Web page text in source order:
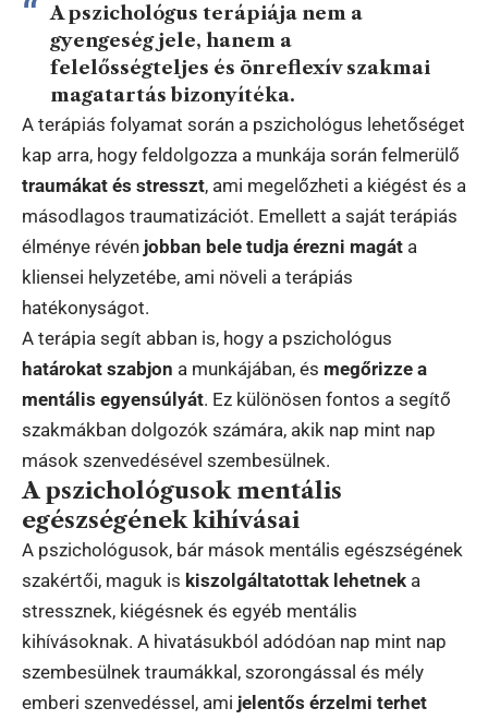
A pszichológus terápiája nem a
gyengeség jele, hanem a
felelősségteljes és önreflexív szakmai
magatartás bizonyítéka.
A terápiás folyamat során a pszichológus lehetőséget
kap arra, hogy feldolgozza a munkája során felmerülő
traumákat és stresszt, ami megelőzheti a kiégést és a
másodlagos traumatizációt. Emellett a saját terápiás
élménye révén jobban bele tudja érezni magát a
kliensei helyzetébe, ami növeli a terápiás
hatékonyságot.
A terápia segít abban is, hogy a pszichológus
határokat szabjon a munkájában, és megőrizze a
mentális egyensúlyát. Ez különösen fontos a segítő
szakmákban dolgozók számára, akik nap mint nap
mások szenvedésével szembesülnek.
A pszichológusok mentális
egészségének kihívásai
A pszichológusok, bár mások mentális egészségének
szakértői, maguk is kiszolgáltatottak lehetnek a
stressznek, kiégésnek és egyéb mentális
kihívásoknak. A hivatásukból adódóan nap mint nap
szembesülnek traumákkal, szorongással és mély
emberi szenvedéssel, ami jelentős érzelmi terhet